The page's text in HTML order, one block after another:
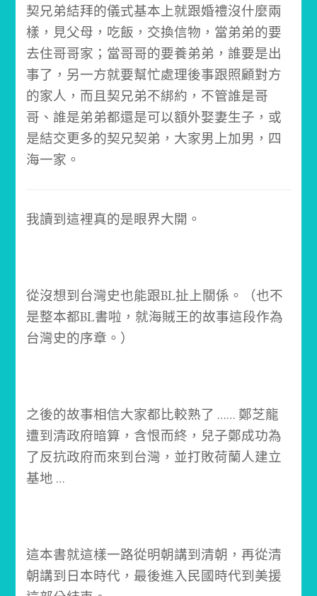
契兄弟結拜的儀式基本上就跟婚禮沒什麼兩
樣，見父母，吃飯，交換信物，當弟弟的要
去住哥哥家；當哥哥的要養弟弟，誰要是出
事了，另一方就要幫忙處理後事跟照顧對方
的家人， 而且契兄弟不綁約，不管誰是哥
哥、誰是弟弟都還是可以額外娶妻生子，或
是結交更多的契兄契弟，大家男上加男，四
海一家。
我讀到這裡真的是眼界大開。
從沒想到台灣史也能跟BL扯上關係。
（也不
是整本都BL書啦，就海賊王的故事這段作為
台灣史的序章。）
之後的故事相信大家都比較熟了 …… 鄭芝龍
遭到清政府暗算，含恨而終，兒子鄭成功為
了反抗政府而來到台灣，並打敗荷蘭人建立
基地 …
這本書就這樣一路從明朝講到清朝，再從清
朝講到日本時代，最後進入民國時代到美援